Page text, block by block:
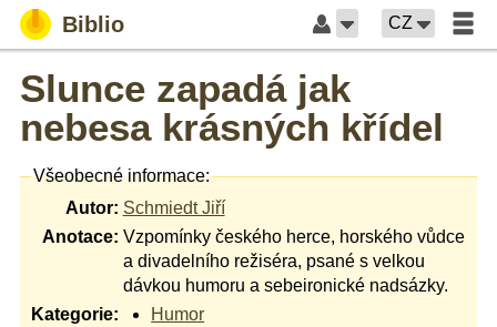
Biblio CZ
Slunce zapadá jak
nebesa krásných křídel
Všeobecné informace:
Autor: Schmiedt Jiří
Anotace: Vzpomínky českého herce, horského vůdce
a divadelního režiséra, psané s velkou
dávkou humoru a sebeironické nadsázky.
Kategorie:
Humor